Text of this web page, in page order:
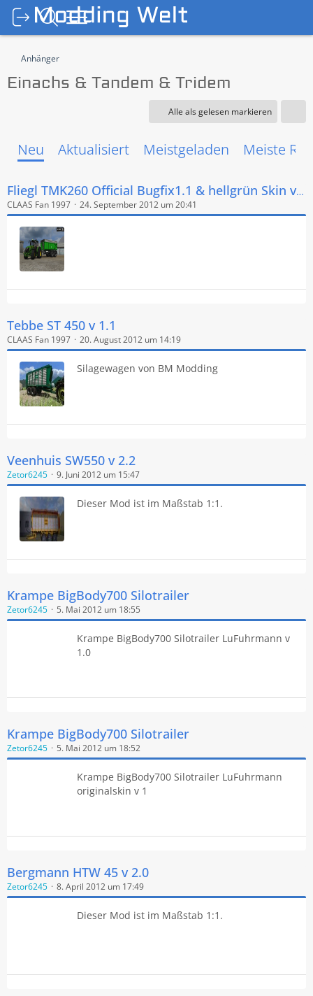
Anhänger
Einachs & Tandem & Tridem
Alle als gelesen markieren
Neu Aktualisiert Meistgeladen Meiste
Fliegl TMK260 Official Bugfix1.1 & hellgrün Skin v 1.1
CLAAS Fan 1997 24. September 2012 um 20:41
Tebbe ST 450 v 1.1
CLAAS Fan 1997 20. August 2012 um 14:19
Silagewagen von BM Modding
Veenhuis SW550 v 2.2
Zetor6245 9. Juni 2012 um 15:47
Dieser Mod ist im Maßstab 1:1.
Krampe BigBody700 Silotrailer
Zetor6245 5. Mai 2012 um 18:55
Krampe BigBody700 Silotrailer LuFuhrmann v
1.0
Krampe BigBody700 Silotrailer
Zetor6245 5. Mai 2012 um 18:52
Krampe BigBody700 Silotrailer LuFuhrmann
originalskin v 1
Bergmann HTW 45 v 2.0
Zetor6245 8. April 2012 um 17:49
Dieser Mod ist im Maßstab 1:1.